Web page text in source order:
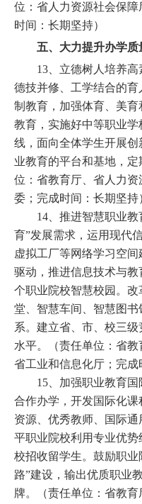
位：省人力资源社会保
时间：长期坚持）
五、大力提升办学质
13、立德树人培养
德技并修、工学结合的
制教育，加强体育、美
教育，实施好中等职业学
线，面向全体学生开展创
业教育的平台和基地，
位：省教育厅、省人力
委；完成时间：长期坚持
14、推进智慧职业
育”发展需求，运用现代
虚拟工厂等网络学习空
驱动，推进信息技术与
个职业院校智慧校园。
堂、智慧车间、智慧图
系。建立省、市、校三
水平。（责任单位：省教
省工业和信息化厅；完成
15、加强职业教育
合作办学，开发国际化
资源、优秀教师、国际
平职业院校利用专业优
校招收留学生。鼓励职
路”建设，输出优质职业
牌。（责任单位：省教